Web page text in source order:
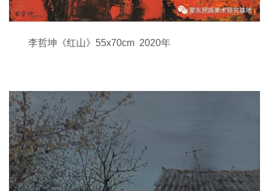
李哲坤《红山》55x70cm 2020年